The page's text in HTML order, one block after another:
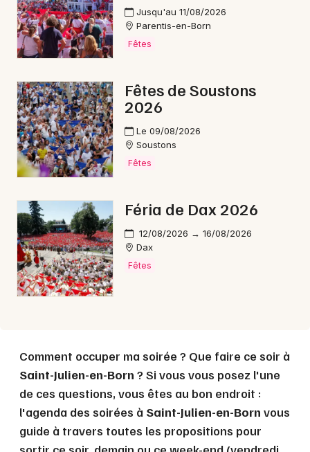
40 - Landes
Choisir mes départements
Mon email
Je m'abonne
Jusqu'au 11/08/2026
Parentis-en-Born
Fêtes
Fêtes de Soustons
2026
Le 09/08/2026
Soustons
Fêtes
Féria de Dax 2026
12/08/2026 → 16/08/2026
Dax
Fêtes
Comment occuper ma soirée ? Que faire ce soir à
Saint-Julien-en-Born ? Si vous vous posez l'une
de ces questions, vous êtes au bon endroit :
l'agenda des soirées à Saint-Julien-en-Born vous
guide à travers toutes les propositions pour